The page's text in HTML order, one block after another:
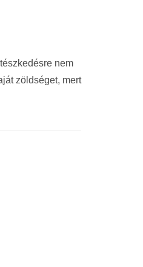
nem
zöldséget, mert